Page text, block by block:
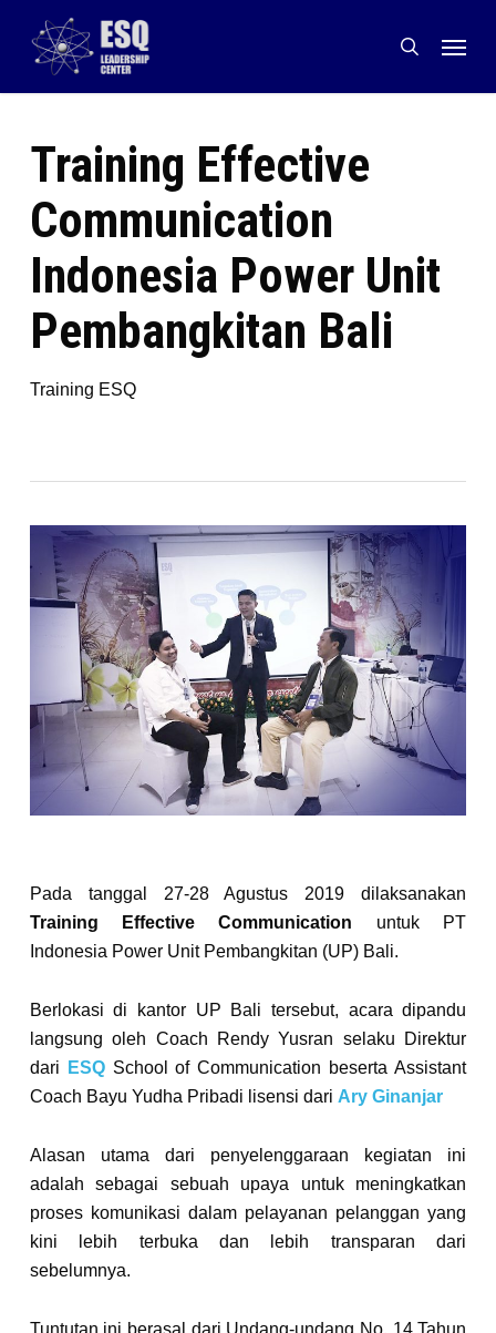
content
search
Menu
Training Effective
Communication
Indonesia Power Unit
Pembangkitan Bali
Training ESQ
Pada tanggal 27-28 Agustus 2019 dilaksanakan
Training Effective Communication untuk PT
Indonesia Power Unit Pembangkitan (UP) Bali.
Berlokasi di kantor UP Bali tersebut, acara dipandu
langsung oleh Coach Rendy Yusran selaku Direktur
dari
ESQSchool of Communication beserta Assistant
Coach Bayu Yudha Pribadi lisensi dari Ary Ginanjar
Alasan utama dari penyelenggaraan kegiatan ini
adalah sebagai sebuah upaya untuk meningkatkan
proses komunikasi dalam pelayanan pelanggan yang
kini lebih terbuka dan lebih transparan dari
sebelumnya.
Tuntutan ini berasal dari Undang-undang No. 14 Tahun